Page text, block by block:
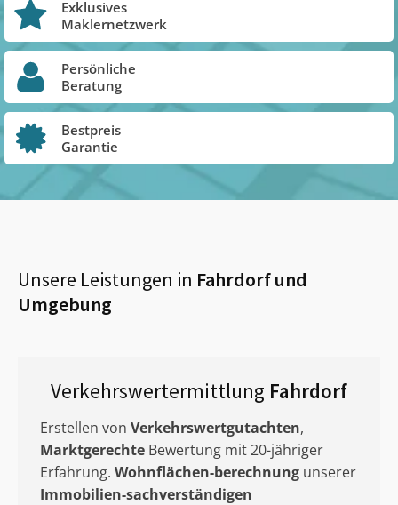
Exklusives
Maklernetzwerk
Persönliche
Beratung
Bestpreis
Garantie
Unsere Leistungen in Fahrdorfund
Umgebung
Verkehrswertermittlung Fahrdorf
Erstellen von Verkehrswertgutachten,
Marktgerechte Bewertung mit 20-jähriger
Erfahrung. Wohnflächen-berechnung unserer
Immobilien-sachverständigen